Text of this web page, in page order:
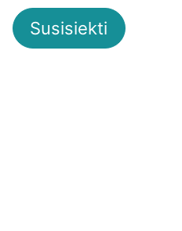
Susisiekti